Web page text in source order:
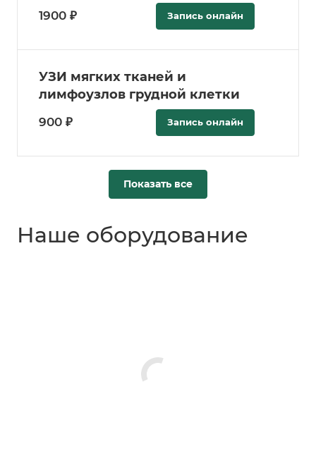
1900 ₽ Запись онлайн
УЗИ мягких тканей и
лимфоузлов грудной клетки
900 ₽ Запись онлайн
Показать все
Наше оборудование